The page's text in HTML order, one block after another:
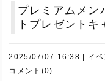
プレミアムメン
トプレゼントキ
2025/07/07 16:38 イベ
コメント(0)